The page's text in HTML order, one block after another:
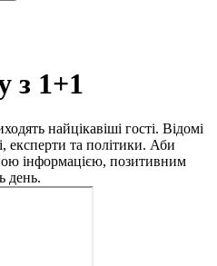
з 1+1
найцікавіші гості. Відомі
експерти та політики. Аби
інформацією, позитивним
день.